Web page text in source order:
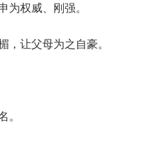
为权威、刚强。
，让父母为之自豪。
。